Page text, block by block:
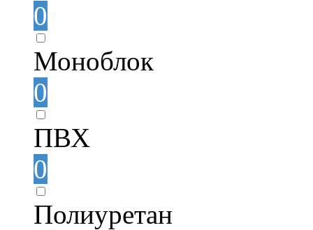
0
Моноблок
0
ПВХ
0
Полиуретан